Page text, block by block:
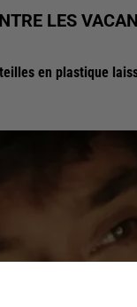
LES
en plastique